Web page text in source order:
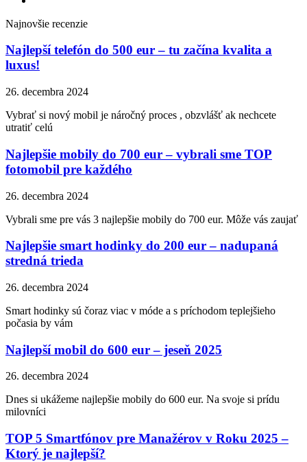
Najnovšie recenzie
Najlepší telefón do 500 eur – tu začína kvalita a
luxus!
26. decembra 2024
Vybrať si nový mobil je náročný proces , obzvlášť ak nechcete
utratiť celú
Najlepšie mobily do 700 eur – vybrali sme TOP
fotomobil pre každého
26. decembra 2024
Vybrali sme pre vás 3 najlepšie mobily do 700 eur. Môže vás zaujať
Najlepšie smart hodinky do 200 eur – nadupaná
stredná trieda
26. decembra 2024
Smart hodinky sú čoraz viac v móde a s príchodom teplejšieho
počasia by vám
Najlepší mobil do 600 eur – jeseň 2025
26. decembra 2024
Dnes si ukážeme najlepšie mobily do 600 eur. Na svoje si prídu
milovníci
TOP 5 Smartfónov pre Manažérov v Roku 2025 –
Ktorý je najlepší?